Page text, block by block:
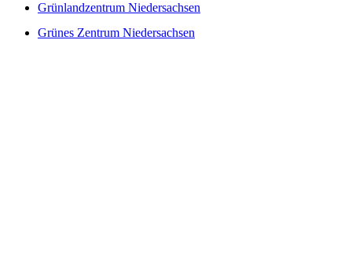
Grünlandzentrum Niedersachsen
Grünes Zentrum Niedersachsen